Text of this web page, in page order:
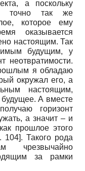
а поскольку
точно так же
которое ему
оказывается
настоящим. Так
будущим, у
неотвратимости.
я обладаю
окружал его, а
настоящим,
будущее. А вместе
горизонт
а значит – и
прошлое этого
104]. Такого рода
чрезвычайно
за рамки